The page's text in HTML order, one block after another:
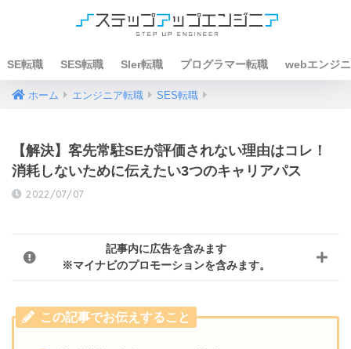
SE転職 SES転職 SIer転職 プログラマー転職 webエンジ
ホーム エンジニア転職 SES転職
【解決】客先常駐SEが評価されない理由はコレ！
消耗しないために伝えたい3つのキャリアパス
2022/07/07
記事内に広告を含みます
※マイナビのプロモーションを含みます。
この記事でお伝えすること